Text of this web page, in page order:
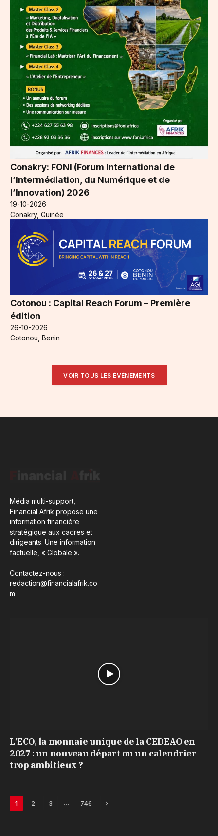
Conakry: FONI (Forum International de
l’Intermédiation, du Numérique et de
l’Innovation) 2026
19-10-2026
Conakry, Guinée
Cotonou : Capital Reach Forum – Première
édition
26-10-2026
Cotonou, Benin
VOIR TOUS LES ÉVÉNEMENTS
Média multi-support,
Financial Afrik propose une
information financière
stratégique aux cadres et
dirigeants. Une information
factuelle, « Globale ».
Contactez-nous :
redaction@financialafrik.co
m
L’ECO, la monnaie unique de la CEDEAO en
2027 : un nouveau départ ou un calendrier
trop ambitieux ?
1 2 3 … 746 Next